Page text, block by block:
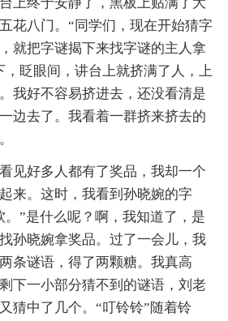
花八门。“同学们，现在开始猜字
就把字谜揭下来找字谜的主人拿
，眨眼间，讲台上就挤满了人，上
我好不容易挤进去，还没看清是
边去了。我看着一群挤来挤去的
见好多人都有了奖品，我却一个
来。这时，我看到孙晓婉的字
。”是什么呢？啊，我知道了，是
孙晓婉拿奖品。过了一会儿，我
条谜语，得了两颗糖。我真高
下一小部分猜不到的谜语，刘老
猜中了几个。“叮铃铃”随着铃